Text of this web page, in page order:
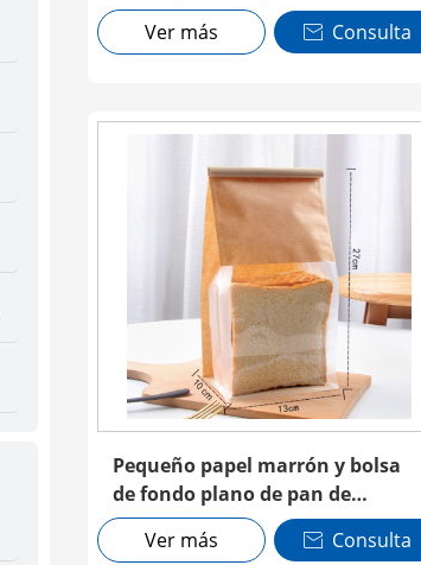
transparente con corbata de
estaño
Ver más  Consulta
Pequeño papel marrón y bolsa
de fondo plano de pan de
ventana transparente con
corbata de estaño
Ver más  Consulta